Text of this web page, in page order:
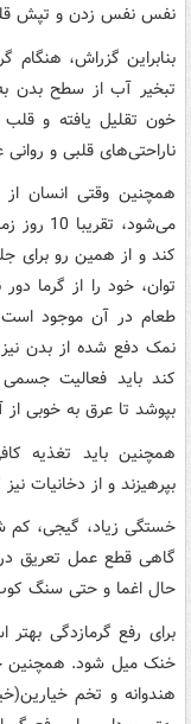
نفس نفس زدن و تپش
بنابراین گزراش،
تبخیر آب از سطح بدن به
خون تقلیل یافته و
ناراحتی‌های قلبی و
همچنین وقتی انسان
می‌شود،
کند و از همین رو برای
توان، خود را از گرما
طعام در آن موجود است
نمک دفع شده از بدن
کند باید فعالیت
بپوشد تا عرق به خوبی
همچنین باید تغذیه
بپرهیزند و از دخانیات
خستگی زیاد، گیجی،
گاهی قطع عمل تعریق
حال اغما و حتی سنگ
برای رفع گرمازدگی
خنک میل شود. همچنین
هندوانه و تخم